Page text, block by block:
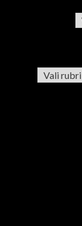
Rubriigid